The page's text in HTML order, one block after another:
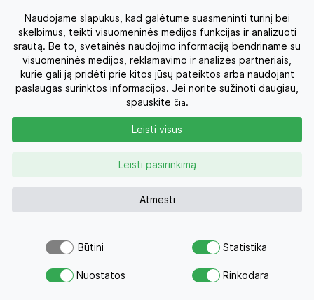
Viduržemio jūros klasika: kruizas per Ispaniją,
Prancūziją, Italiją ir Maltą
Ispanija
9d.
Su skrydžiu 2240 €
Nuo 1890 €
Kelionės datos
Savo svajonių atostogoms
domėjosi 193
Naudojame slapukus, kad galėtume suasmeninti turinį bei
skelbimus, teikti visuomeninės medijos funkcijas ir analizuoti
srautą. Be to, svetainės naudojimo informaciją bendriname su
visuomeninės medijos, reklamavimo ir analizės partneriais,
kurie gali ją pridėti prie kitos jūsų pateiktos arba naudojant
paslaugas surinktos informacijos. Jei norite sužinoti daugiau,
spauskite čia.
Atmesti
Leisti pasirinkimą
Leisti visus
Būtini Statistika
Nuostatos Rinkodara